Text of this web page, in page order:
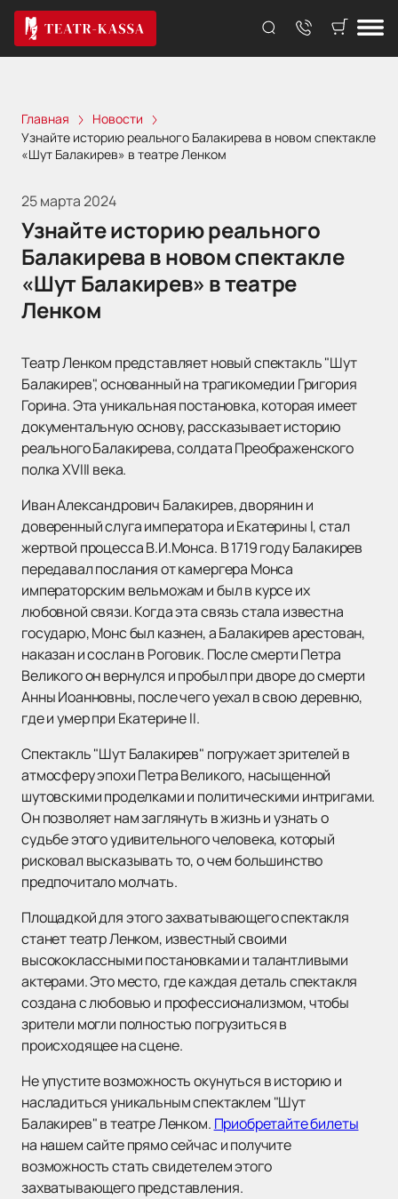
Главная
Новости
Узнайте историю реального Балакирева в новом спектакле
«Шут Балакирев» в театре Ленком
25 марта 2024
Узнайте историю реального
Балакирева в новом спектакле
«Шут Балакирев» в театре
Ленком
Театр Ленком представляет новый спектакль "Шут
Балакирев", основанный на трагикомедии Григория
Горина. Эта уникальная постановка, которая имеет
документальную основу, рассказывает историю
реального Балакирева, солдата Преображенского
полка XVIII века.
Иван Александрович Балакирев, дворянин и
доверенный слуга императора и Екатерины I, стал
жертвой процесса В.И.Монса. В 1719 году Балакирев
передавал послания от камергера Монса
императорским вельможам и был в курсе их
любовной связи. Когда эта связь стала известна
государю, Монс был казнен, а Балакирев арестован,
наказан и сослан в Роговик. После смерти Петра
Великого он вернулся и пробыл при дворе до смерти
Анны Иоанновны, после чего уехал в свою деревню,
где и умер при Екатерине II.
Спектакль "Шут Балакирев" погружает зрителей в
атмосферу эпохи Петра Великого, насыщенной
шутовскими проделками и политическими интригами.
Он позволяет нам заглянуть в жизнь и узнать о
судьбе этого удивительного человека, который
рисковал высказывать то, о чем большинство
предпочитало молчать.
Площадкой для этого захватывающего спектакля
станет театр Ленком, известный своими
высококлассными постановками и талантливыми
актерами. Это место, где каждая деталь спектакля
создана с любовью и профессионализмом, чтобы
зрители могли полностью погрузиться в
происходящее на сцене.
Не упустите возможность окунуться в историю и
насладиться уникальным спектаклем "Шут
Балакирев" в театре Ленком. Приобретайте билеты
на нашем сайте прямо сейчас и получите
возможность стать свидетелем этого
захватывающего представления.